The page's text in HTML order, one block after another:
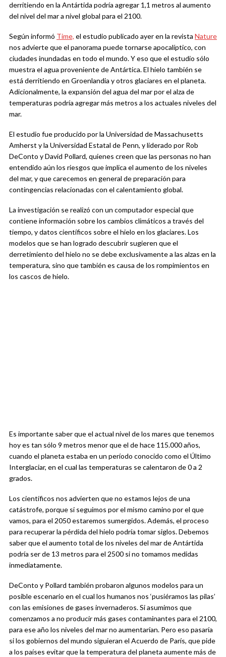
derritiendo en la Antártida podría agregar 1,1 metros al aumento
del nivel del mar a nivel global para el 2100.
Según informó Time, el estudio publicado ayer en la revista Nature
nos advierte que el panorama puede tornarse apocalíptico, con
ciudades inundadas en todo el mundo. Y eso que el estudio sólo
muestra el agua proveniente de Antártica. El hielo también se
está derritiendo en Groenlandia y otros glaciares en el planeta.
Adicionalmente, la expansión del agua del mar por el alza de
temperaturas podría agregar más metros a los actuales niveles del
mar.
El estudio fue producido por la Universidad de Massachusetts
Amherst y la Universidad Estatal de Penn, y liderado por Rob
DeConto y David Pollard, quienes creen que las personas no han
entendido aún los riesgos que implica el aumento de los niveles
del mar, y que carecemos en general de preparación para
contingencias relacionadas con el calentamiento global.
La investigación se realizó con un computador especial que
contiene información sobre los cambios climáticos a través del
tiempo, y datos científicos sobre el hielo en los glaciares. Los
modelos que se han logrado descubrir sugieren que el
derretimiento del hielo no se debe exclusivamente a las alzas en la
temperatura, sino que también es causa de los rompimientos en
los cascos de hielo.
Es importante saber que el actual nivel de los mares que tenemos
hoy es tan sólo 9 metros menor que el de hace 115.000 años,
cuando el planeta estaba en un período conocido como el Último
Interglaciar, en el cual las temperaturas se calentaron de 0 a 2
grados.
Los científicos nos advierten que no estamos lejos de una
catástrofe, porque si seguimos por el mismo camino por el que
vamos, para el 2050 estaremos sumergidos. Además, el proceso
para recuperar la pérdida del hielo podría tomar siglos. Debemos
saber que el aumento total de los niveles del mar de Antártida
podría ser de 13 metros para el 2500 si no tomamos medidas
inmediatamente.
DeConto y Pollard también probaron algunos modelos para un
posible escenario en el cual los humanos nos ‘pusiéramos las pilas’
con las emisiones de gases invernaderos. Si asumimos que
comenzamos a no producir más gases contaminantes para el 2100,
para ese año los niveles del mar no aumentarían. Pero eso pasaría
si los gobiernos del mundo siguieran el Acuerdo de París, que pide
a los países evitar que la temperatura del planeta aumente más de